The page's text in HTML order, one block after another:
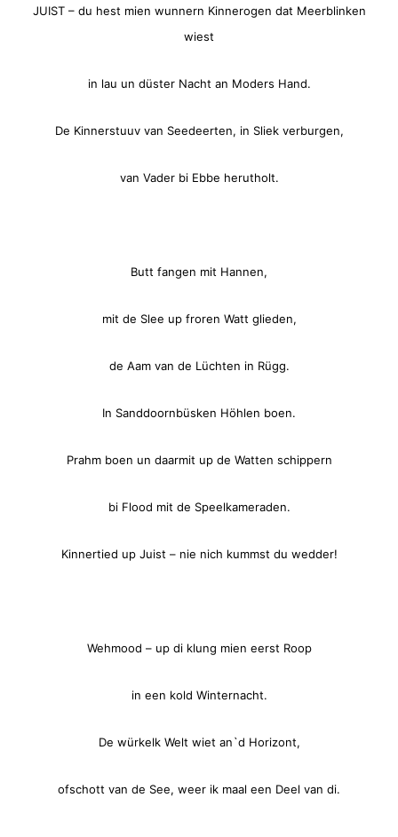
JUIST – du hest mien wunnern Kinnerogen dat Meerblinken
wiest
in lau un düster Nacht an Moders Hand.
De Kinnerstuuv van Seedeerten, in Sliek verburgen,
van Vader bi Ebbe herutholt.
Butt fangen mit Hannen,
mit de Slee up froren Watt glieden,
de Aam van de Lüchten in Rügg.
In Sanddoornbüsken Höhlen boen.
Prahm boen un daarmit up de Watten schippern
bi Flood mit de Speelkameraden.
Kinnertied up Juist – nie nich kummst du wedder!
Wehmood – up di klung mien eerst Roop
in een kold Winternacht.
De würkelk Welt wiet an`d Horizont,
ofschott van de See, weer ik maal een Deel van di.